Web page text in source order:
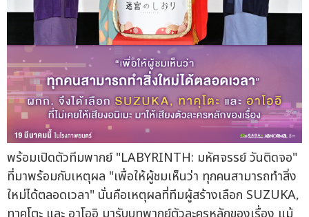
พร้อมเปิดตัวทีมพากย์ "LABYRINTH: มหัศจรรย์ วันติดจอ"
ที่มาพร้อมกับเหตุผล "เพื่อให้ผู้ชมเห็นว่า ทุกคนสามารถทำสิ่ง
ใหม่ได้ตลอดเวลา" นั่นคือเหตุผลที่ทีมผู้สร้างเลือก SUZUKA,